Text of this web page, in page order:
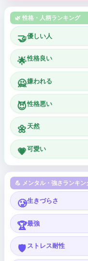
🌿 性格・人柄ランキング
🤝優しい人
🌟性格良い
🙅嫌われる
😈性格悪い
🌼 天然
💗可愛い
💪 メンタル・強さランキン
🥲生きづらさ
🏆最強
🛡️ ストレス耐性